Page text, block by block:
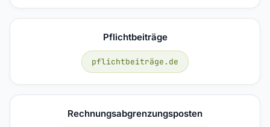
Pflichtbeiträge
pflichtbeiträge.de
Rechnungsabgrenzungsposten